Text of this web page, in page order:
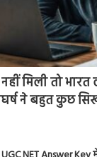
मिली तो
ने बहुत कुछ